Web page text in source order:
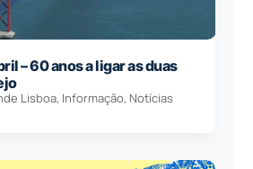
– 60 anos a ligar as duas
Lisboa, Informação, Notícias